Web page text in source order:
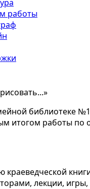
работы
библиотеке
итогом работы по
краеведческой
лекции,